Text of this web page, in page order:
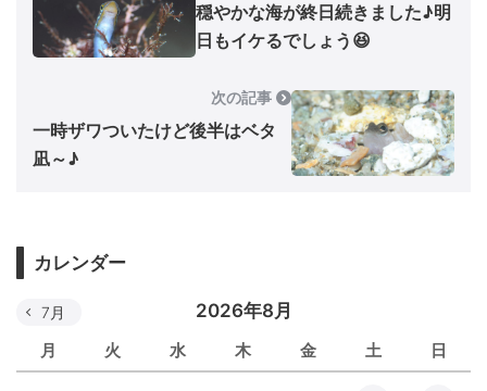
穏やかな海が終日続きました♪明
日もイケるでしょう😆
次の記事
一時ザワついたけど後半はベタ
凪～♪
カレンダー
2026年8月
月 火 水 木 金 土 日
7月